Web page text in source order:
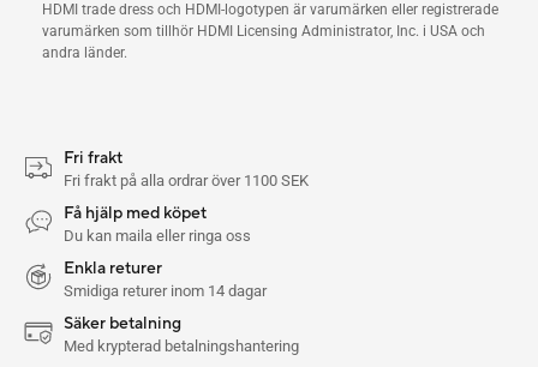
HDMI trade dress och HDMI-logotypen är varumärken eller registrerade
varumärken som tillhör HDMI Licensing Administrator, Inc. i USA och
andra länder.
Fri frakt
Fri frakt på alla ordrar över 1100 SEK
Få hjälp med köpet
Du kan maila eller ringa oss
Enkla returer
Smidiga returer inom 14 dagar
Säker betalning
Med krypterad betalningshantering